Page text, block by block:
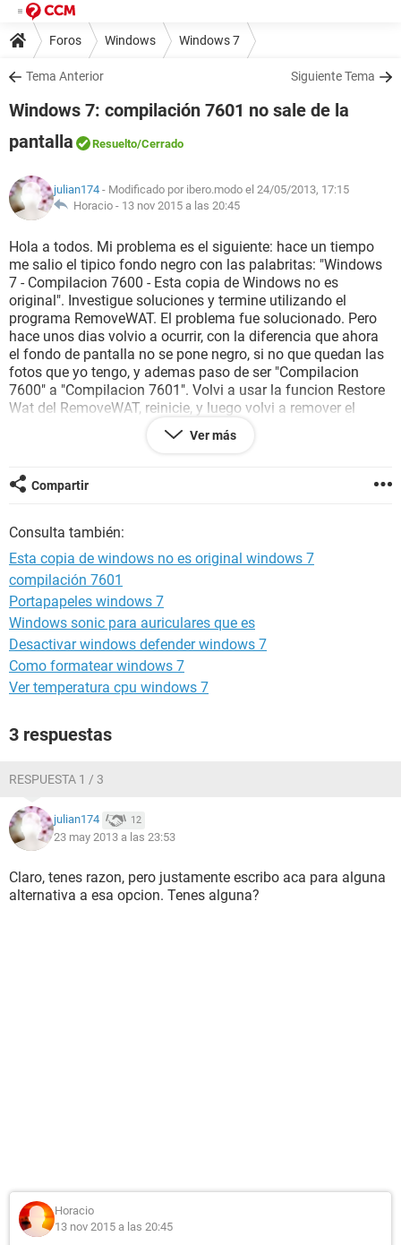
Foros Windows Windows 7
Tema Anterior Siguiente Tema
Windows 7: compilación 7601 no sale de la
pantalla
Resuelto/Cerrado
julian174 - Modificado por ibero.modo el 24/05/2013, 17:15
Horacio - 13 nov 2015 a las 20:45
Hola a todos. Mi problema es el siguiente: hace un tiempo
me salio el tipico fondo negro con las palabritas: "Windows
7 - Compilacion 7600 - Esta copia de Windows no es
original". Investigue soluciones y termine utilizando el
programa RemoveWAT. El problema fue solucionado. Pero
hace unos dias volvio a ocurrir, con la diferencia que ahora
el fondo de pantalla no se pone negro, si no que quedan las
fotos que yo tengo, y ademas paso de ser "Compilacion
7600" a "Compilacion 7601". Volvi a usar la funcion Restore
Wat del RemoveWAT, reinicie, y luego volvi a remover el
archivo WAT. Vuelvo a reiniciar, y el problema parecia
solucionado, salvo que todavia me quedaba la leyenda en la
sistema, o borrar la actualizacion KB971033 manualmente,
pero todavia tengo las palabritas en la esquina inferior
solucion a esto y estaría MUY agradecido.
Ver más
Compartir
Consulta también:
Esta copia de windows no es original windows 7
compilación 7601
Portapapeles windows 7
Windows sonic para auriculares que es
Desactivar windows defender windows 7
Como formatear windows 7
Ver temperatura cpu windows 7
3 respuestas
RESPUESTA 1 / 3
julian174 12
23 may 2013 a las 23:53
Claro, tenes razon, pero justamente escribo aca para alguna
alternativa a esa opcion. Tenes alguna?
Horacio
13 nov 2015 a las 20:45